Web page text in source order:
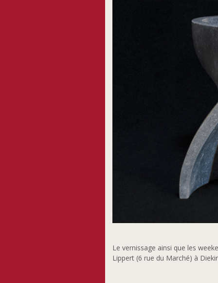
Le vernissage ainsi que les
Lippert (6 rue du Marché) à